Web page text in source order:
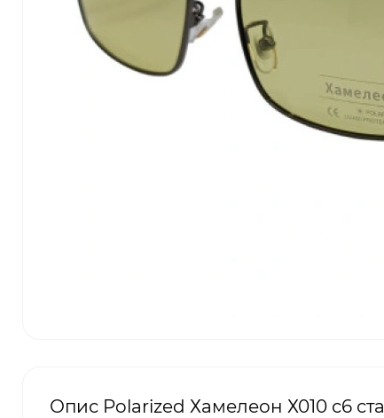
Опис Polarized Хамелеон Х010 с6